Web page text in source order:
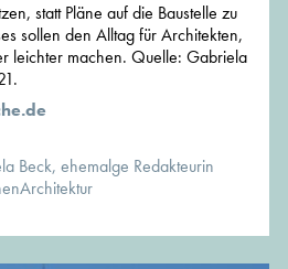
statt Pläne auf die Baustelle zu
sollen den Alltag für Architekten,
leichter machen. Quelle: Gabriela
Beck, ehemalge Redakteurin